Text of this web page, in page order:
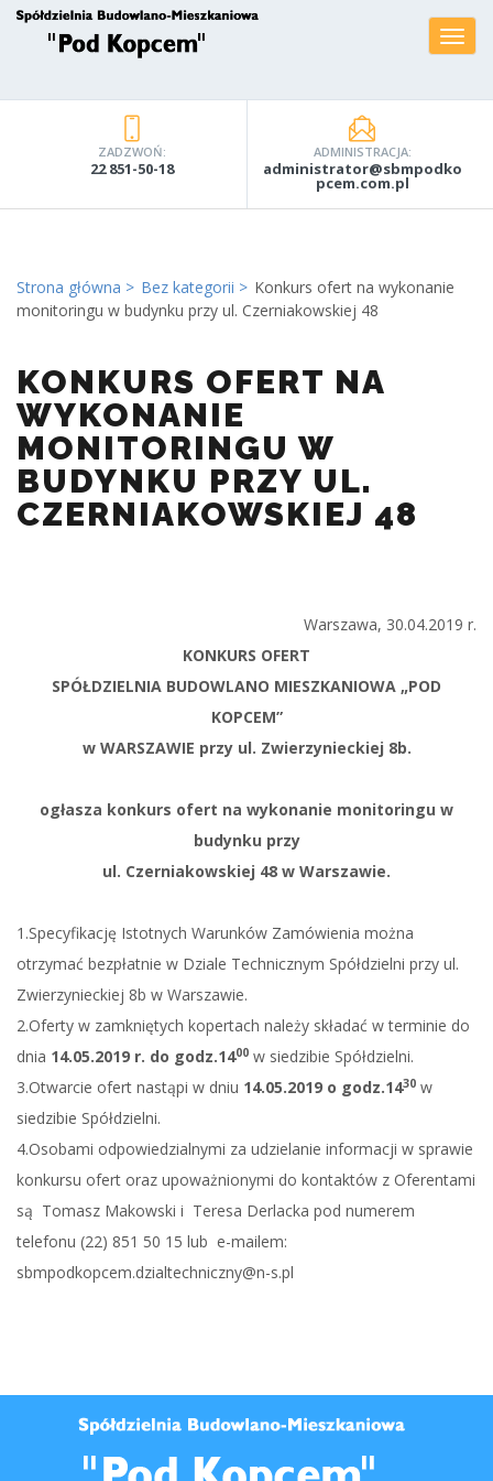
ZADZWOŃ:
22 851-50-18
ADMINISTRACJA:
administrator@sbmpodko
pcem.com.pl
Strona główna Bez kategorii
Konkurs ofert na wykonanie
monitoringu w budynku przy ul. Czerniakowskiej 48
KONKURS OFERT NA
WYKONANIE
MONITORINGU W
BUDYNKU PRZY UL.
CZERNIAKOWSKIEJ 48
Warszawa, 30.04.2019 r.
KONKURS OFERT
SPÓŁDZIELNIA BUDOWLANO MIESZKANIOWA „POD
KOPCEM”
w WARSZAWIE przy ul. Zwierzynieckiej 8b.
ogłasza konkurs ofert na wykonanie monitoringu w
budynku przy
ul. Czerniakowskiej 48 w Warszawie.
1.Specyfikację Istotnych Warunków Zamówienia można
otrzymać bezpłatnie w Dziale Technicznym Spółdzielni przy ul.
Zwierzynieckiej 8b w Warszawie.
2.Oferty w zamkniętych kopertach należy składać w terminie do
dnia 14.05.2019 r. do godz.1400 w siedzibie Spółdzielni.
3.Otwarcie ofert nastąpi w dniu 14.05.2019 o godz.1430 w
siedzibie Spółdzielni.
4.Osobami odpowiedzialnymi za udzielanie informacji w sprawie
konkursu ofert oraz upoważnionymi do kontaktów z Oferentami
są Tomasz Makowski i Teresa Derlacka pod numerem
telefonu (22) 851 50 15 lub e-mailem:
sbmpodkopcem.dzialtechniczny@n-s.pl